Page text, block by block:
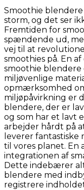
Smoothie
storm, og det ser
Fremtiden for
spændende ud,
vej til at
smoothies på. En
smoothie
miljøvenlige
opmærksomhed
miljøpåvirkning er
blendere, der er
og som har et lavt
arbejder hårdt på
leverer fantastiske
til vores planet.
integrationen af
Dette indebærer
blendere med
registrere